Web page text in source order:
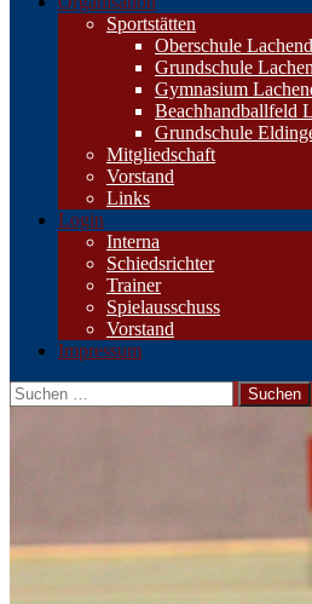
Sportstätten
Oberschule
Grundschule
Gymnasium
Beachhandballfeld
Grundschule
Mitgliedschaft
Vorstand
Links
Login
Interna
Schiedsrichter
Trainer
Spielausschuss
Vorstand
Impressum
Suchen
nach: